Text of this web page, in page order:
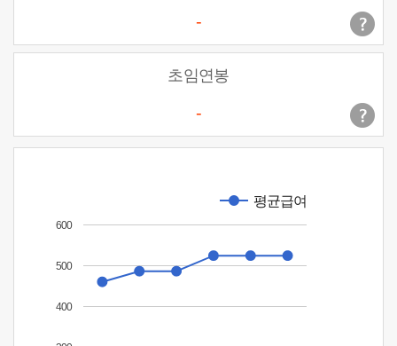
-
초임연봉
-
평균급여
400
500
600